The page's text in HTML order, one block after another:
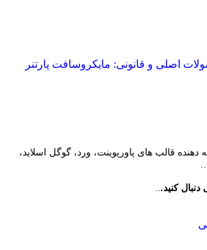
اصلی و قانونی: مایکروسافت پارتنر
دهنده قالب های پاورپوینت، ورد، گوگل اسلاید،
کنید.